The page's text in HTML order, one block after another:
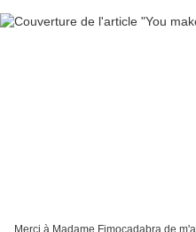
Merci à Madame Fimocadabra de